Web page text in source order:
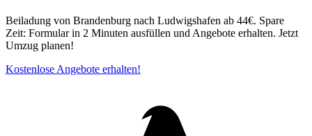
Beiladung von Brandenburg nach Ludwigshafen ab 44€. Spare
Zeit: Formular in 2 Minuten ausfüllen und Angebote erhalten. Jetzt
Umzug planen!
Kostenlose Angebote erhalten!